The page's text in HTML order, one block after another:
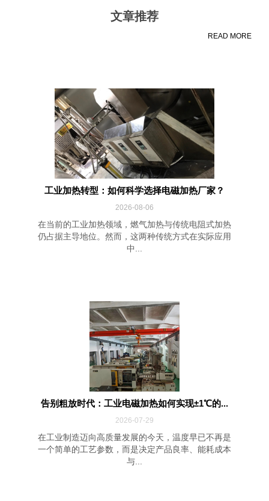
文章推荐
READ MORE
工业加热转型：如何科学选择电磁加热厂家？
2026-08-06
在当前的工业加热领域，燃气加热与传统电阻式加热
仍占据主导地位。然而，这两种传统方式在实际应用
中...
告别粗放时代：工业电磁加热如何实现±1℃的...
2026-07-29
在工业制造迈向高质量发展的今天，温度早已不再是
一个简单的工艺参数，而是决定产品良率、能耗成本
与...